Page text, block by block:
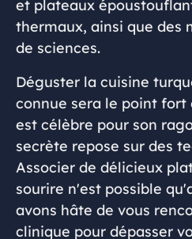
et plateaux
thermaux, ainsi que des
de sciences.
Déguster la cuisine
connue sera le point fort
est célèbre pour son
secrète repose sur des
Associer de délicieux
sourire n'est possible
avons hâte de vous
clinique pour dépasser